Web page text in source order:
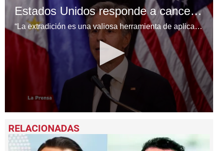
Estados Unidos responde a cancelación de tratado de extradición con Honduras
“La extradición es una valiosa herramienta de aplicación de la ley que ha beneficiado tanto al pueblo de Honduras como a Estados Unidos”, dijo a EFE un portavoz del Departamento de Estado de EE.UU.
seconds
of
2
minutes,